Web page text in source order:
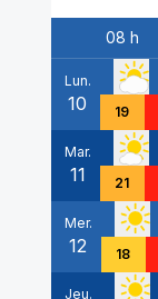
Date
08 h
Lun.
10 19
Mar.
11 21
Mer.
12 18
Jeu.